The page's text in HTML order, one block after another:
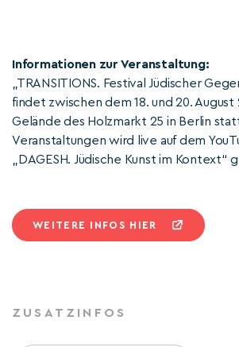
Informationen zur Veranstaltung:
„TRANSITIONS. Festival Jüdischer
findet zwischen dem 18. und 20. August
Gelände des Holzmarkt 25 in Berlin
Veranstaltungen wird live auf dem
„DAGESH. Jüdische Kunst im Kontext“
WEITERE INFOS HIER
ZUSATZINFOS